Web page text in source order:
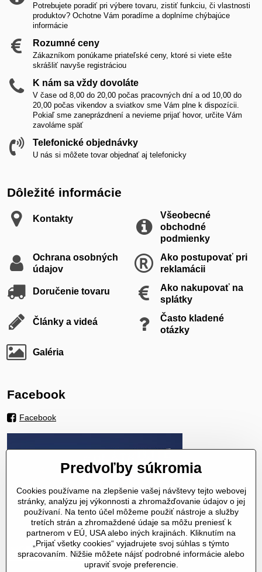
Potrebujete poradiť pri výbere tovaru, zistiť funkciu, či vlastnosti
produktov? Ochotne Vám poradíme a doplníme chýbajúce
informácie
Rozumné ceny
Zákazníkom ponúkame priateľské ceny, ktoré si viete ešte
skrášliť navyše registráciou
K nám sa vždy dovoláte
V čase od 8,00 do 20,00 počas pracovných dní a od 10,00 do
20,00 počas vikendov a sviatkov sme Vám plne k dispozícii.
Pokiaľ sme zaneprázdnení a nevieme prijať hovor, určite Vám
zavoláme späť
Telefonické objednávky
U nás si môžete tovar objednať aj telefonicky
Dôležité informácie
Kontakty
Všeobecné
obchodné
podmienky
Ochrana osobných
údajov
Ako postupovať pri
reklamácii
Doručenie tovaru
Ako nakupovať na
splátky
Články a videá
Často kladené
otázky
Galéria
Facebook
Facebook
Predvoľby súkromia
Cookies používame na zlepšenie vašej návštevy tejto webovej
stránky, analýzu jej výkonnosti a zhromažďovanie údajov o jej
používaní. Na tento účel môžeme použiť nástroje a služby
tretích strán a zhromaždené údaje sa môžu preniesť k
partnerom v EÚ, USA alebo iných krajinách. Kliknutím na
„Prijať všetky cookies“ vyjadrujete svoj súhlas s týmto
spracovaním. Nižšie môžete nájsť podrobné informácie alebo
upraviť svoje preferencie.